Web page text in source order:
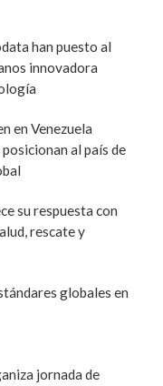
han puesto al
innovadora
en Venezuela
al país de
su respuesta con
rescate y
globales en
jornada de